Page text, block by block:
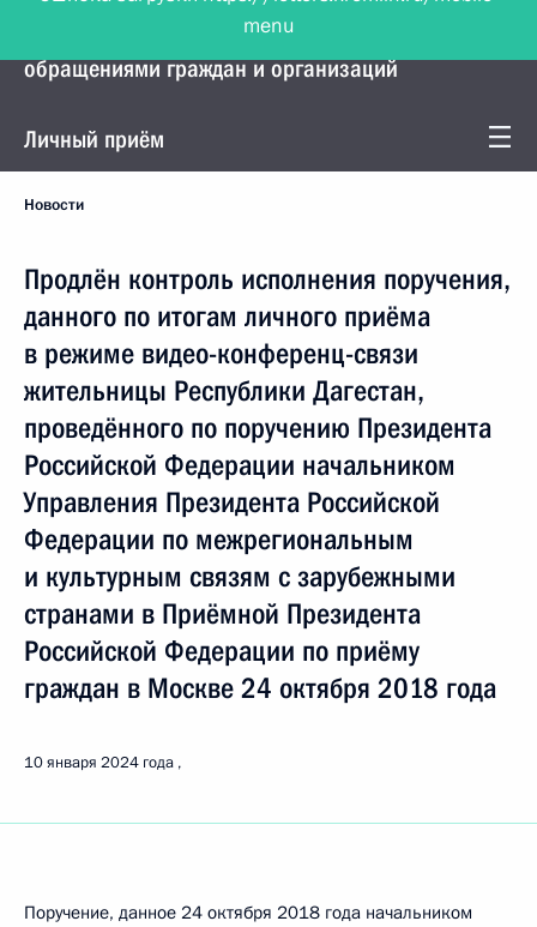
Управление Президента по работе с
обращениями граждан и организаций
Личный приём
Новости
Продлён контроль исполнения поручения,
данного по итогам личного приёма
в режиме видео-конференц-связи
жительницы Республики Дагестан,
проведённого по поручению Президента
Российской Федерации начальником
Управления Президента Российской
Федерации по межрегиональным
и культурным связям с зарубежными
странами в Приёмной Президента
Российской Федерации по приёму
граждан в Москве 24 октября 2018 года
10 января 2024 года
Поручение, данное 24 октября 2018 года начальником
menu